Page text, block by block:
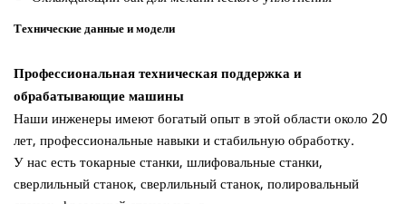
Технические данные и модели
Профессиональная техническая поддержка и
обрабатывающие машины
Наши инженеры имеют богатый опыт в этой области около 20
лет, профессиональные навыки и стабильную обработку.
У нас есть токарные станки, шлифовальные станки,
сверлильный станок, сверлильный станок, полировальный